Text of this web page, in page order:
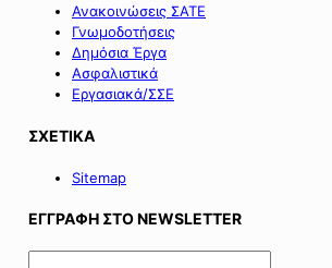
Ανακοινώσεις ΣΑΤΕ
Γνωμοδοτήσεις
Δημόσια Έργα
Ασφαλιστικά
Εργασιακά/ΣΣΕ
ΣΧΕΤΙΚΑ
Sitemap
ΕΓΓΡΑΦΗ ΣΤΟ NEWSLETTER